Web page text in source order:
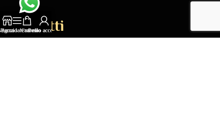
Contatti
Barra laterale
Carrello
Il mio account